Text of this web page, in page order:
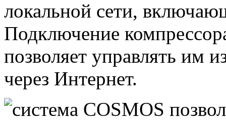
локальной сети,
Подключение
позволяет управлять им
через Интернет.